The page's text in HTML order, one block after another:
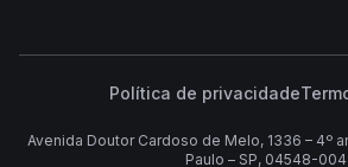
Política de privacidade
Avenida Doutor Cardoso de Melo, 1336 – 4º
Paulo – SP, 04548-004